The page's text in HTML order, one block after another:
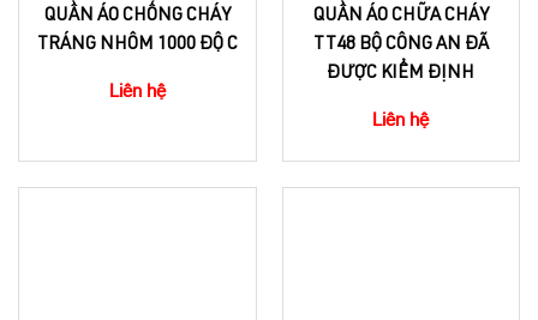
QUẦN ÁO CHỐNG CHÁY
TRÁNG NHÔM 1000 ĐỘ C
Liên hệ
QUẦN ÁO CHỮA CHÁY
TT48 BỘ CÔNG AN ĐÃ
ĐƯỢC KIỂM ĐỊNH
Liên hệ